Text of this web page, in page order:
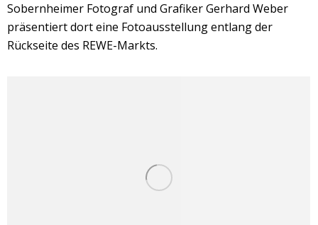
Sobernheimer Fotograf und Grafiker Gerhard Weber
präsentiert dort eine Fotoausstellung entlang der
Rückseite des REWE-Markts.